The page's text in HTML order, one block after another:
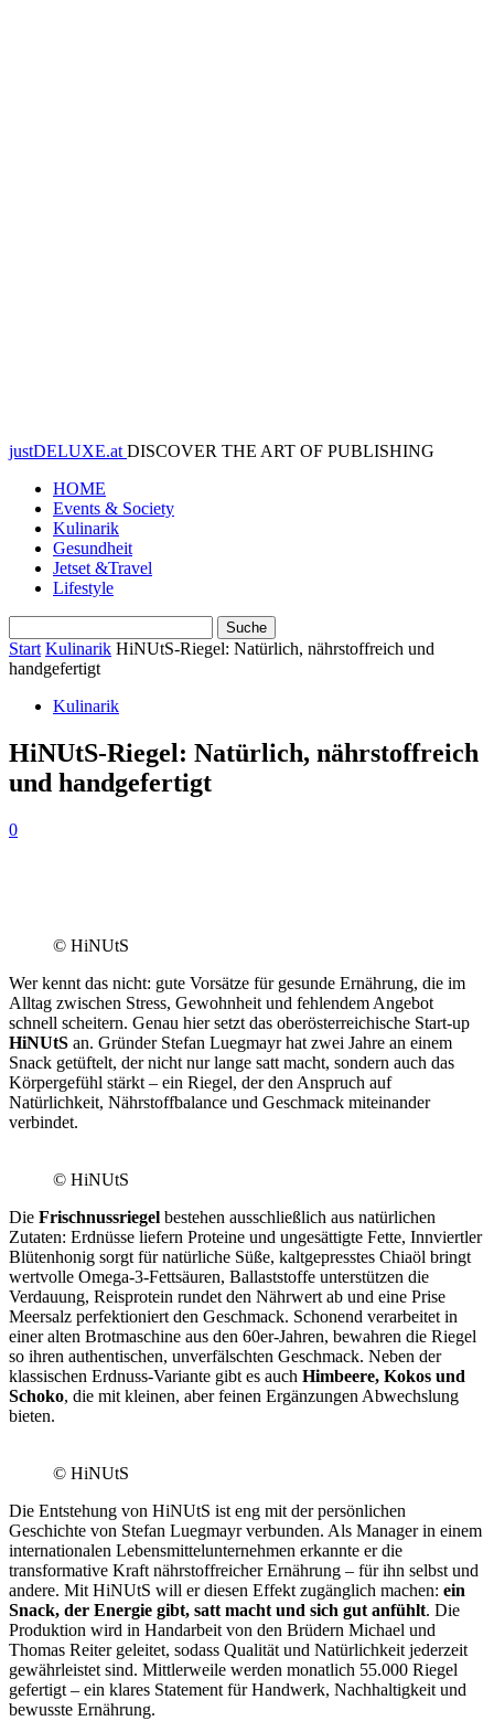
justDELUXE.at DISCOVER THE ART OF PUBLISHING
HOME
Events & Society
Kulinarik
Gesundheit
Jetset &Travel
Lifestyle
Start Kulinarik HiNUtS-Riegel: Natürlich, nährstoffreich und
handgefertigt
Kulinarik
HiNUtS-Riegel: Natürlich, nährstoffreich
und handgefertigt
0
© HiNUtS
Wer kennt das nicht: gute Vorsätze für gesunde Ernährung, die im
Alltag zwischen Stress, Gewohnheit und fehlendem Angebot
schnell scheitern. Genau hier setzt das oberösterreichische Start-up
HiNUtS an. Gründer Stefan Luegmayr hat zwei Jahre an einem
Snack getüftelt, der nicht nur lange satt macht, sondern auch das
Körpergefühl stärkt – ein Riegel, der den Anspruch auf
Natürlichkeit, Nährstoffbalance und Geschmack miteinander
verbindet.
© HiNUtS
Die Frischnussriegel bestehen ausschließlich aus natürlichen
Zutaten: Erdnüsse liefern Proteine und ungesättigte Fette, Innviertler
Blütenhonig sorgt für natürliche Süße, kaltgepresstes Chiaöl bringt
wertvolle Omega-3-Fettsäuren, Ballaststoffe unterstützen die
Verdauung, Reisprotein rundet den Nährwert ab und eine Prise
Meersalz perfektioniert den Geschmack. Schonend verarbeitet in
einer alten Brotmaschine aus den 60er-Jahren, bewahren die Riegel
so ihren authentischen, unverfälschten Geschmack. Neben der
klassischen Erdnuss-Variante gibt es auch Himbeere, Kokos und
Schoko, die mit kleinen, aber feinen Ergänzungen Abwechslung
bieten.
© HiNUtS
Die Entstehung von HiNUtS ist eng mit der persönlichen
Geschichte von Stefan Luegmayr verbunden. Als Manager in einem
internationalen Lebensmittelunternehmen erkannte er die
transformative Kraft nährstoffreicher Ernährung – für ihn selbst und
andere. Mit HiNUtS will er diesen Effekt zugänglich machen: ein
Snack, der Energie gibt, satt macht und sich gut anfühlt. Die
Produktion wird in Handarbeit von den Brüdern Michael und
Thomas Reiter geleitet, sodass Qualität und Natürlichkeit jederzeit
gewährleistet sind. Mittlerweile werden monatlich 55.000 Riegel
gefertigt – ein klares Statement für Handwerk, Nachhaltigkeit und
bewusste Ernährung.